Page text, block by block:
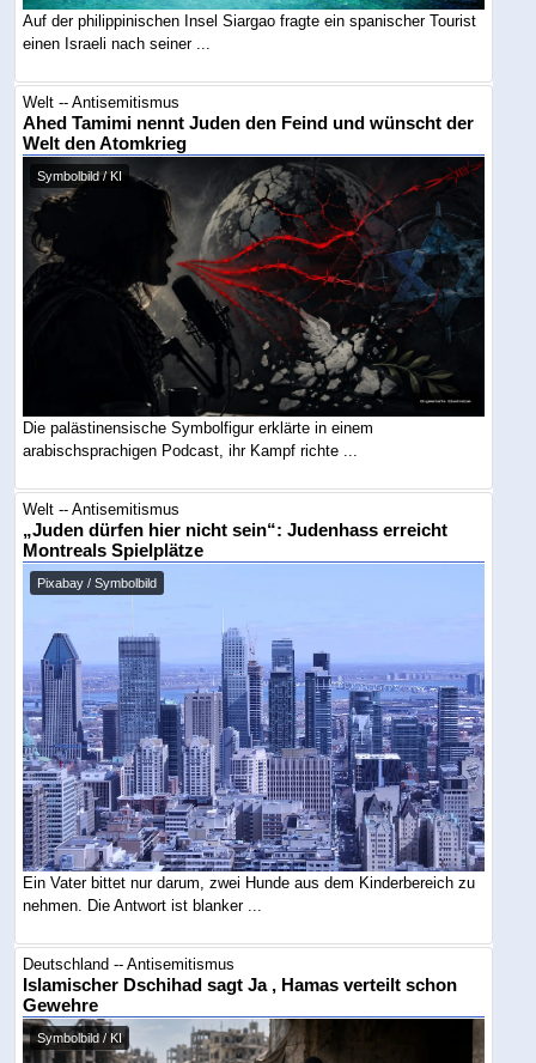
Auf der philippinischen Insel Siargao fragte ein spanischer Tourist
einen Israeli nach seiner ...
Welt -- Antisemitismus
Ahed Tamimi nennt Juden den Feind und wünscht der
Welt den Atomkrieg
Symbolbild / KI
Die palästinensische Symbolfigur erklärte in einem
arabischsprachigen Podcast, ihr Kampf richte ...
Welt -- Antisemitismus
„Juden dürfen hier nicht sein“: Judenhass erreicht
Montreals Spielplätze
Pixabay / Symbolbild
Ein Vater bittet nur darum, zwei Hunde aus dem Kinderbereich zu
nehmen. Die Antwort ist blanker ...
Deutschland -- Antisemitismus
Islamischer Dschihad sagt Ja , Hamas verteilt schon
Gewehre
Symbolbild / KI